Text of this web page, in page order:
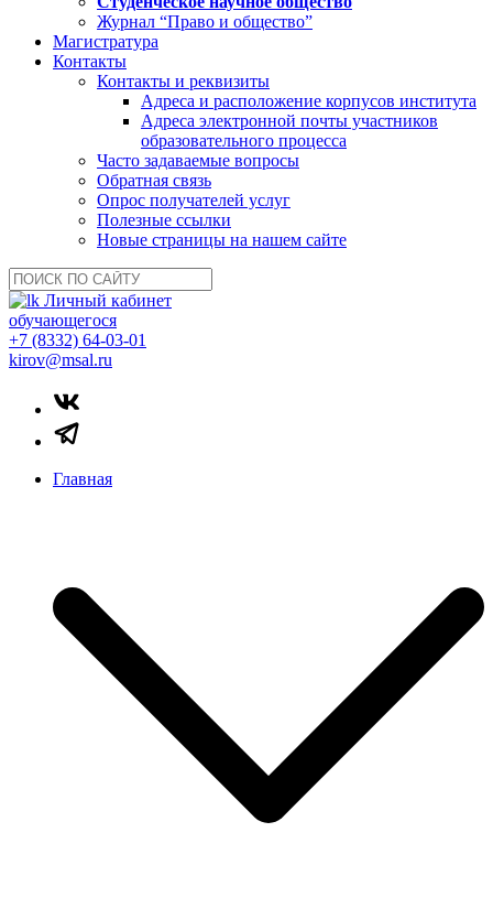
Журнал “Право и общество”
Магистратура
Контакты
Контакты и реквизиты
Адреса и расположение корпусов института
Адреса электронной почты участников
образовательного процесса
Часто задаваемые вопросы
Обратная связь
Опрос получателей услуг
Полезные ссылки
Новые страницы на нашем сайте
Личный кабинет
обучающегося
+7 (8332) 64-03-01
kirov@msal.ru
Главная